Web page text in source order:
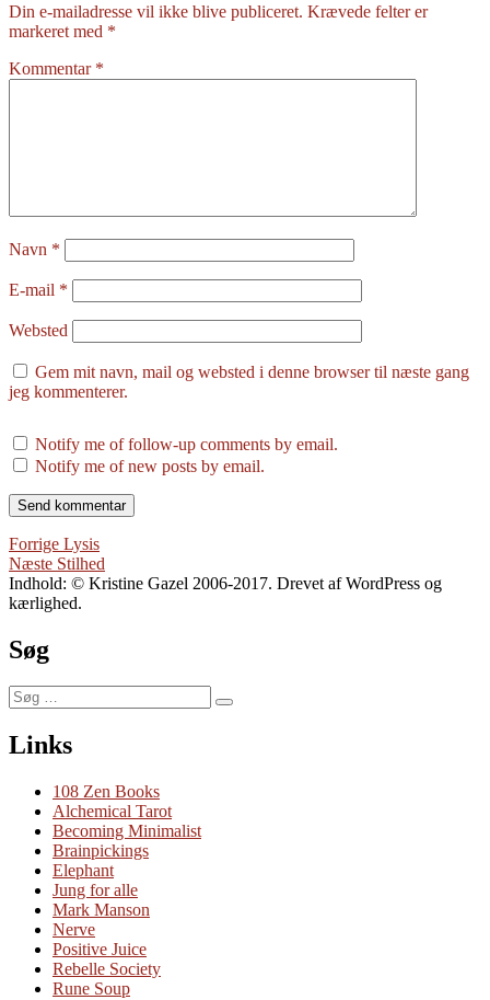
Din e-mailadresse vil ikke blive publiceret. Krævede felter er
markeret med *
Kommentar *
Navn *
E-mail *
Websted
Gem mit navn, mail og websted i denne browser til næste gang
jeg kommenterer.
Notify me of follow-up comments by email.
Notify me of new posts by email.
Indlægsnavigation
Forrige Forrige
indlæg:
Lysis
Næste Næste
indlæg:
Stilhed
Indhold: © Kristine Gazel 2006-2017. Drevet af WordPress og
kærlighed.
Søg
Søg
efter:
Søg
Links
108 Zen Books
Alchemical Tarot
Becoming Minimalist
Brainpickings
Elephant
Jung for alle
Mark Manson
Nerve
Positive Juice
Rebelle Society
Rune Soup